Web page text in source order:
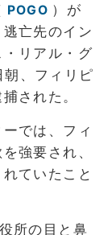
POGO ）が
亡先のイン
・リアル・グ
、フィリピ
された。
では、フィ
強要され、
ていたこと
所の目と鼻